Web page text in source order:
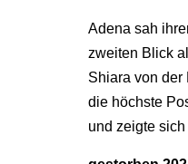
Adena sah
zweiten Blick
Shiara von der
die höchste
und zeigte